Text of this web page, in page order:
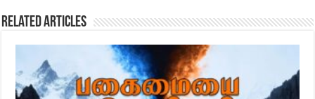
Related Articles